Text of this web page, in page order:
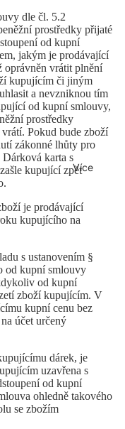
Více
dle čl. 5.2
prostředky přijaté
od kupní
jakým je prodávající
oprávněn vrátit plnění
kupujícím či jiným
a nevzniknou tím
od kupní smlouvy,
prostředky
Pokud bude zboží
zákonné lhůty pro
karta s
kupující zpět
je prodávající
kupujícího na
s ustanovením §
od kupní smlouvy
od kupní
zboží kupujícím. V
kupní cenu bez
účet určený
dárek, je
uzavřena s
od kupní
ohledně takového
se zbožím